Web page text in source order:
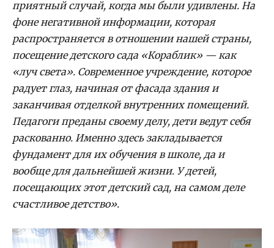
приятный случай, когда мы были удивлены. На
фоне негативной информации, которая
распространяется в отношении нашей страны,
посещение детского сада «Кораблик» — как
«луч света». Современное учреждение, которое
радует глаз, начиная от фасада здания и
заканчивая отделкой внутренних помещений.
Педагоги преданы своему делу, дети ведут себя
раскованно. Именно здесь закладывается
фундамент для их обучения в школе, да и
вообще для дальнейшей жизни. У детей,
посещающих этот детский сад, на самом деле
счастливое детство».